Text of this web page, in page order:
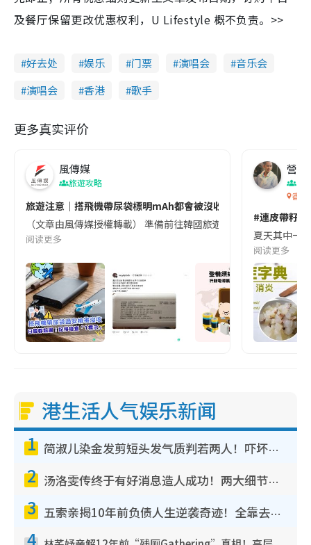
及餐厅保留更改优惠权利，U Lifestyle 概不负责。>>
好去处 娱乐 门票 演唱会
音乐会
演唱会
香港 歌手
更多真实评价
風傳媒
旅遊攻略
旅遊注意｜搭飛機帶尿袋標明mAh都會被沒收😱出發前切記檢查
（文章由風傳媒授權轉載） 準備前往韓國旅遊的民眾，近期要
阅读更多
營養
香港
#連皮帶籽
夏天其中一
阅读更多
港生活人气娱乐新闻
1 简淑儿染金发剪短头发气质判若两人！吓坏老公麦大力都认不出：“你做什么？”
2 汤洛雯传终于有好消息造人成功！两大细节曝孕味极浓引猜测：大肚婆先会咁！
3 五索亲揭10年前负债人生逆袭奇迹！全靠去一地方转运后即遇上马先生
4